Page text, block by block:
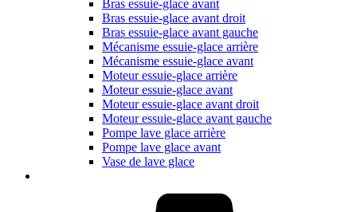
Bras essuie-glace avant
Bras essuie-glace avant droit
Bras essuie-glace avant gauche
Mécanisme essuie-glace arrière
Mécanisme essuie-glace avant
Moteur essuie-glace arrière
Moteur essuie-glace avant
Moteur essuie-glace avant droit
Moteur essuie-glace avant gauche
Pompe lave glace arrière
Pompe lave glace avant
Vase de lave glace